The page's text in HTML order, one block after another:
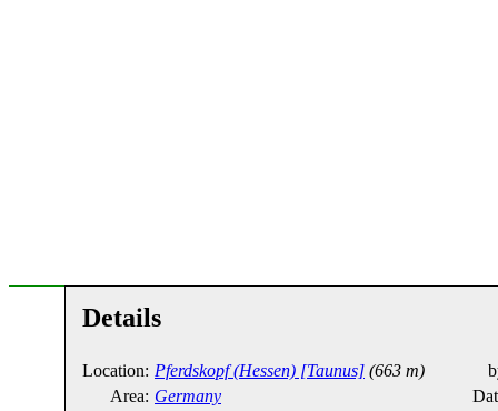
Details
Location: Pferdskopf (Hessen) [Taunus] (663 m)
Area: Germany